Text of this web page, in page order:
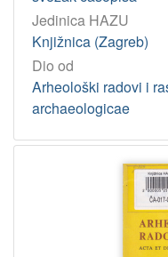
Jedinica HAZU
Knjižnica (Zagreb)
Dio od
Arheološki radovi i
archaeologicae